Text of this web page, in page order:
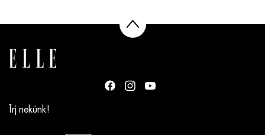
Írj nekünk!